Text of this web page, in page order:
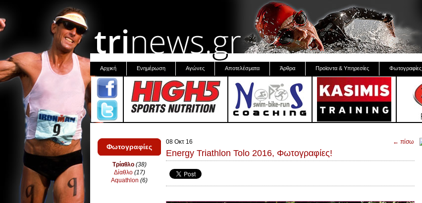
Αρχική Ενημέρωση Αγώνες Αποτελέσματα Άρθρα Προϊοντα & Υπηρεσίες Φωτογραφίες
Φωτογραφίες
Τρίαθλο (38)
Δίαθλο (17)
Aquathlon (6)
08 Οκτ 16 ← πίσω
Energy Triathlon Tolo 2016, Φωτογραφίες!